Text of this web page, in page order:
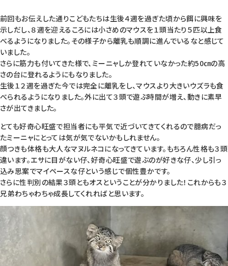
前回もお伝えした通りこどもたちは生後４週を過ぎた頃から餌に興味を
示しだし、８週を迎えるころには小さめのマウスを１頭当たり５匹以上食
べるようになりました。その様子から離乳も順調に進んでいるなと感じて
いました。
さらに筋力も付いてきた様で、ミーニャしか登れていなかった約50㎝の高
さの台に登れるようにもなりました。
生後１２週を過ぎた今では完全に離乳をし、マウスより大きいウズラも食
べられるようになりました。外に出て３頭で遊ぶ時間が増え、動きに素早
さが出てきました。
とても好奇心旺盛で担当者にも平気で近づいてきてくれるので臆病だっ
たミーニャにとっては気が気でないかもしれません。
顔つきも体格も大人なマヌルネコになってきています。もちろん性格も３頭
違います。エサに目がない仔、好奇心旺盛で遊ぶのが好きな仔、少し引っ
込み思案でマイペースな仔という感じで個性豊かです。
さらに性判別の結果３頭ともオスということが分かりました！これからも３
兄弟わちゃわちゃ成長してくれればと思います。